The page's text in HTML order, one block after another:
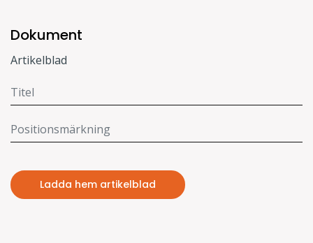
Dokument
Artikelblad
Ladda hem artikelblad